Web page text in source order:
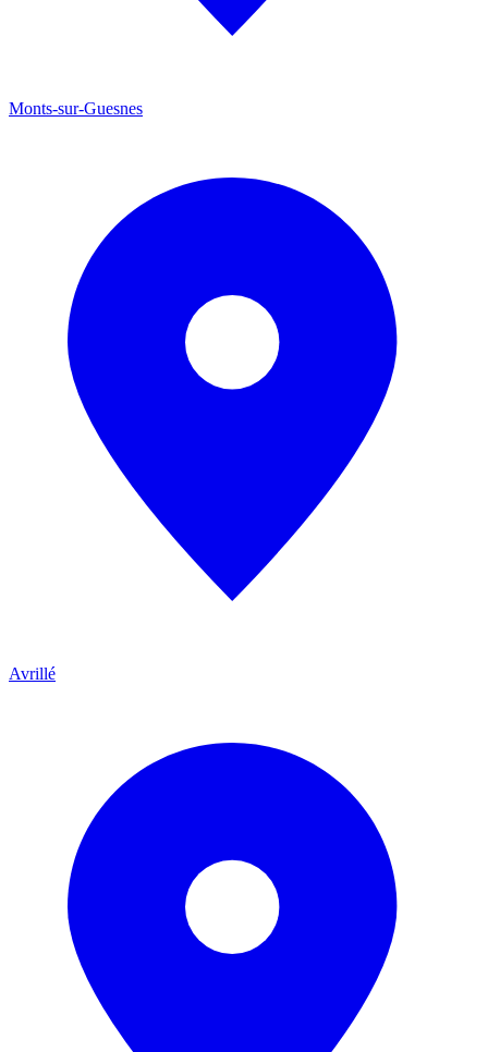
Monts-sur-Guesnes
Avrillé